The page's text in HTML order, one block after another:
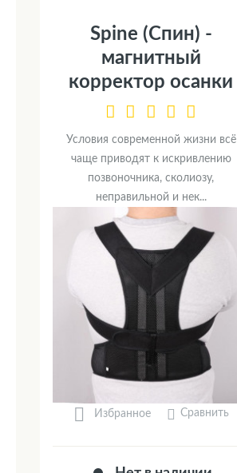
Spine (Спин) -
магнитный
корректор осанки
Условия современной жизни всё
чаще приводят к искривлению
позвоночника, сколиозу,
неправильной и нек...
Избранное Сравнить